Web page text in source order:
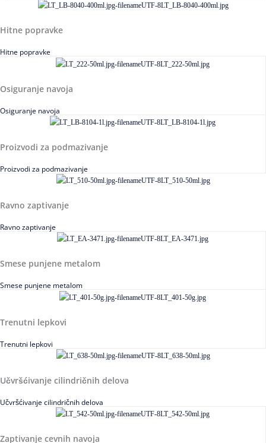
Hitne popravke
Hitne popravke
Osiguranje navoja
Osiguranje navoja
Proizvodi za podmazivanje
Proizvodi za podmazivanje
Ravno zaptivanje
Ravno zaptivanje
Smese punjene metalom
Smese punjene metalom
Trenutni lepkovi
Trenutni lepkovi
Učvršćivanje cilindričnih delova
Učvršćivanje cilindričnih delova
Zaptivanje cevnih navoja